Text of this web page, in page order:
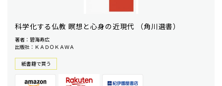
科学化する仏教 瞑想と心身の近現代 （角川選書）
著者：碧海寿広
出版社：ＫＡＤＯＫＡＷＡ
紙書籍で買う